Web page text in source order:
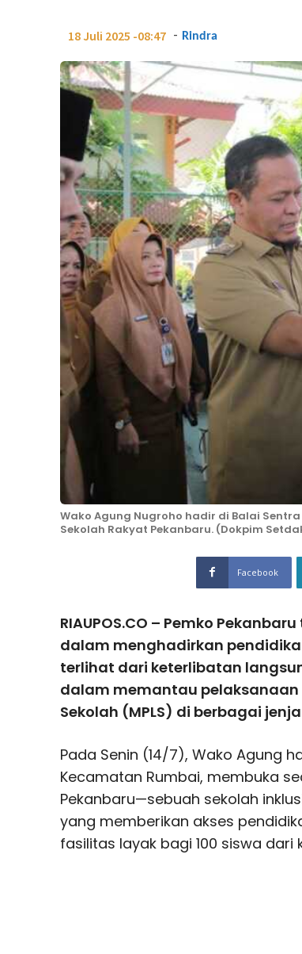
18 Juli 2025 -08:47 - Rindra
Wako Agung Nugroho hadir di Balai
Sekolah Rakyat Pekanbaru. (Dokpim
Facebook
RIAUPOS.CO – Pemko
dalam menghadirkan
terlihat dari keterlibatan
dalam memantau pelaksanaan
Sekolah (MPLS) di berbagai
Pada Senin (14/7), Wako Agung
Kecamatan Rumbai, membuka
Pekanbaru—sebuah sekolah
yang memberikan akses
fasilitas layak bagi 100 siswa